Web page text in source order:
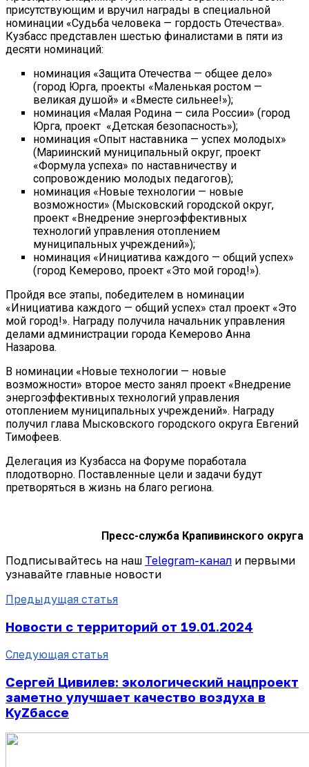
присутствующим и вручил награды в специальной
номинации «Судьба человека — гордость Отечества».
Кузбасс представлен шестью финалистами в пяти из
десяти номинаций:
номинация «Защита Отечества — общее дело»
(город Юрга, проекты «Маленькая ростом —
великая душой» и «Вместе сильнее!»);
номинация «Малая Родина — сила России» (город
Юрга, проект «Детская безопасность»);
номинация «Опыт наставника — успех молодых»
(Мариинский муниципальный округ, проект
«Формула успеха» по наставничеству и
сопровождению молодых педагогов);
номинация «Новые технологии — новые
возможности» (Мысковский городской округ,
проект «Внедрение энергоэффективных
технологий управления отоплением
муниципальных учреждений»);
номинация «Инициатива каждого — общий успех»
(город Кемерово, проект «Это мой город!»).
Пройдя все этапы, победителем в номинации
«Инициатива каждого — общий успех» стал проект «Это
мой город!». Награду получила начальник управления
делами администрации города Кемерово Анна
Назарова.
В номинации «Новые технологии — новые
возможности» второе место занял проект «Внедрение
энергоэффективных технологий управления
отоплением муниципальных учреждений». Награду
получил глава Мысковского городского округа Евгений
Тимофеев.
Делегация из Кузбасса на Форуме поработала
плодотворно. Поставленные цели и задачи будут
претворяться в жизнь на благо региона.
Пресс-служба Крапивинского округа
Подписывайтесь на наш Telegram-канал и первыми
узнавайте главные новости
Предыдущая статья
Новости с территорий от 19.01.2024
Следующая статья
Сергей Цивилев: экологический нацпроект
заметно улучшает качество воздуха в
КуZбассе